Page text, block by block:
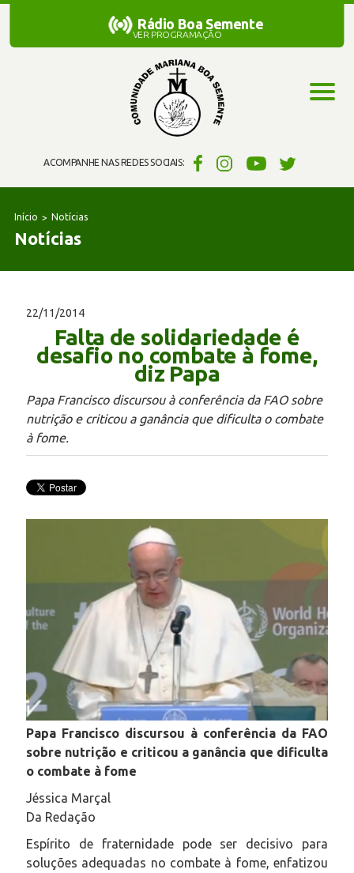
ACOMPANHE NAS REDES SOCIAIS:
Rádio Boa Semente
Rádio Boa Semente
VER PROGRAMAÇÃO
Início Notícias
Notícias
22/11/2014
Falta de solidariedade é
desafio no combate à fome,
diz Papa
Papa Francisco discursou à conferência da FAO sobre
nutrição e criticou a ganância que dificulta o combate
à fome.
Papa Francisco discursou à conferência da FAO
sobre nutrição e criticou a ganância que dificulta
o combate à fome
Jéssica Marçal
Da Redação
Espírito de fraternidade pode ser decisivo para
soluções adequadas no combate à fome, enfatizou